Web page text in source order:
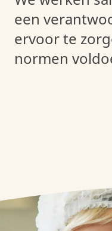
een
ervoor te
normen